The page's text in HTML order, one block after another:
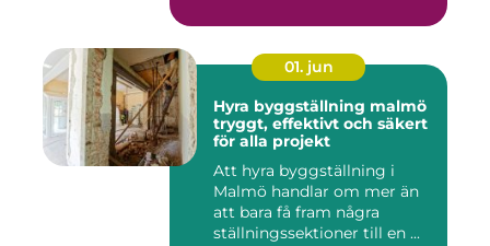
01. jun
Hyra byggställning malmö
tryggt, effektivt och säkert
för alla projekt
Att hyra byggställning i
Malmö handlar om mer än
att bara få fram några
ställningssektioner till en ...